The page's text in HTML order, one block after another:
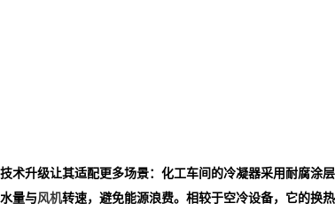
技术升级让其适配更多场景：化工车间的冷凝器采用耐腐
水量与风机转速，避免能源浪费。相较于空冷设备，它的换